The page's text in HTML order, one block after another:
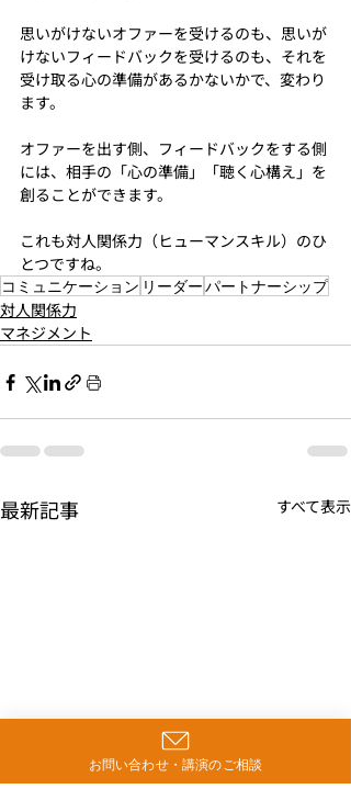
思いがけないオファーを受けるのも、思いが
けないフィードバックを受けるのも、それを
受け取る心の準備があるかないかで、変わり
ます。
オファーを出す側、フィードバックをする側
には、相手の「心の準備」「聴く心構え」を
創ることができます。
これも対人関係力（ヒューマンスキル）のひ
とつですね。
コミュニケーション リーダーパートナーシップ
対人関係力
マネジメント
最新記事 すべて表示
お問い合わせ・講演のご相談